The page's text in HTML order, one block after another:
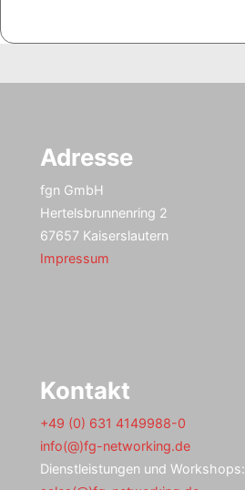
Adresse
fgn GmbH
Hertelsbrunnenring 2
67657 Kaiserslautern
Impressum
Kontakt
+49 (0) 631 4149988-0
info(@)fg-networking.de
Dienstleistungen und Workshops: